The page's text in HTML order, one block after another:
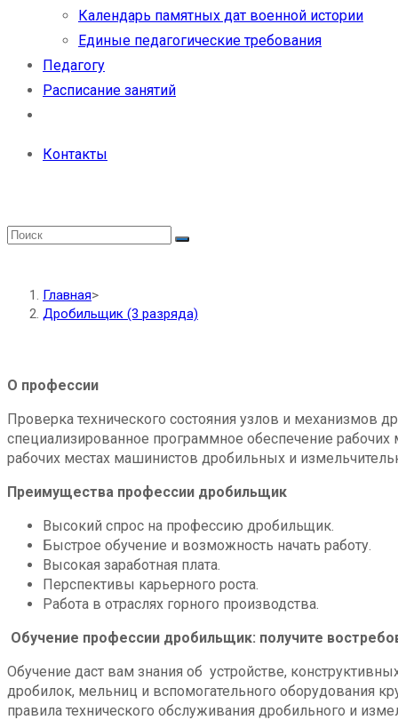
Календарь памятных дат военной истории
Единые педагогические требования
Педагогу
Расписание занятий
Контакты
Главная>
Дробильщик (3 разряда)
О профессии
Проверка технического состояния узлов и механизмов
специализированное программное обеспечение
рабочих местах машинистов дробильных и
Преимущества профессии дробильщик
Высокий спрос на профессию дробильщик.
Быстрое обучение и возможность начать работу.
Высокая заработная плата.
Перспективы карьерного роста.
Работа в отраслях горного производства.
Обучение профессии дробильщик: получите
Обучение даст вам знания об устройстве,
дробилок, мельниц и вспомогательного оборудования
правила технического обслуживания дробильного и